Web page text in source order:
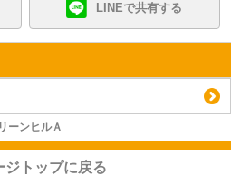
LINEで共有する
ーンヒルＡ
ジトップに戻る